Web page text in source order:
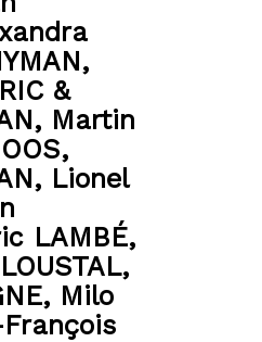
,
&
, Martin
,
Lionel
LAMBÉ,
LOUSTAL,
, Milo